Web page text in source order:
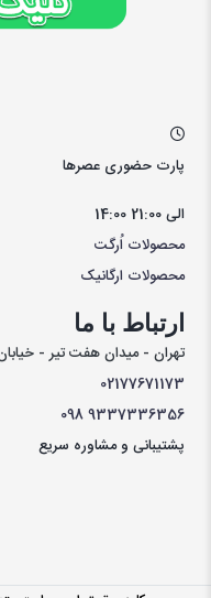
پارت حضوری عصرها
14:00 الی 21:00
محصولات اُرگت
محصولات ارگانیک
ارتباط با ما
تهران - میدان هفت تیر - خیابان
02177671173
0989337336356
پشتیبانی و مشاوره سریع